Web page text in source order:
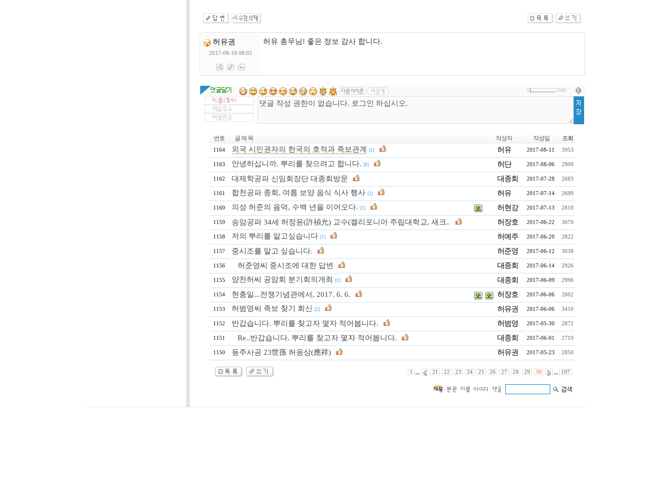
허유권
2017-08-18 08:02
허유 총무님! 좋은 정보 감사 합니다.
0 3500
번호 글 제 목 작성자 작성일 조회
1164 외국 시민권자의 한국의 호적과 족보관계 [1] 허유 2017-08-11 3953
1163 안녕하십니까. 뿌리를 찾으려고 합니다. [8] 허단 2017-08-06 2909
1162 대제학공파 신임회장단 대종회방문 대종회 2017-07-28 2683
1161 합천공파 종회, 여름 보양 음식 식사 행사 [2] 허유 2017-07-14 2699
1160 의성 허준의 음덕, 수백 년을 이어오다. [1] 허현강 2017-07-13 2818
1159 송암공파 34세 허정윤(許禎允) 교수(캘리포니아 주립대학교, 새크.. 허장호 2017-06-22 3070
1158 저의 뿌리를 알고싶습니다 [1] 허예주 2017-06-20 2822
1157 중시조를 알고 싶습니다. 허준영 2017-06-12 3038
1156 허준영씨 중시조에 대한 답변 대종회 2017-06-14 2926
1155 양천허씨 공암회 분기회의개최 [1] 대종회 2017-06-09 2996
1154 현충일...전쟁기념관에서, 2017. 6. 6. 허장호 2017-06-06 2602
1153 허범영씨 족보 찾기 회신 [2] 허유권 2017-06-06 3410
1152 반갑습니다. 뿌리를 찾고자 몇자 적어봅니다. 허범영 2017-05-30 2872
1151 Re..반갑습니다. 뿌리를 찾고자 몇자 적어봅니다. 대종회 2017-06-01 2719
1150 동주사공 23世孫 허응상(應祥) 허유권 2017-05-23 2850
1 21 22 23 24 25 26 27 28 29 30 107